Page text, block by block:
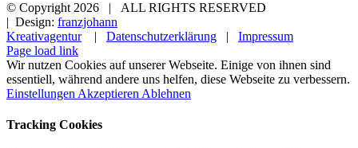
© Copyright 2026 | ALL RIGHTS RESERVED
| Design: franzjohann
Kreativagentur| Datenschutzerklärung | Impressum
Page load link
Wir nutzen Cookies auf unserer Webseite. Einige von ihnen sind
essentiell, während andere uns helfen, diese Webseite zu verbessern.
Einstellungen Akzeptieren Ablehnen
Tracking Cookies